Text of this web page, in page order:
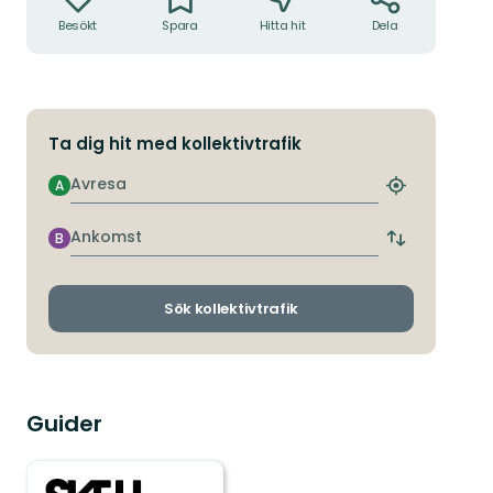
Besökt Spara Hitta hit Dela
Ta dig hit med kollektivtrafik
Avresa
A
Hitta
hållplats
Ankomst
B
Byt
och
Sök kollektivtrafik
Guider